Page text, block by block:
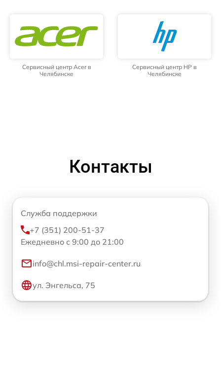
Сервисный центр Acer в
Челябинске
Сервисный центр HP в
Челябинске
Контакты
Служба поддержки
+7 (351) 200-51-37
Ежедневно с 9:00 до 21:00
info@chl.msi-repair-center.ru
ул. Энгельса, 75